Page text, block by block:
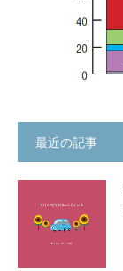
最近の記事